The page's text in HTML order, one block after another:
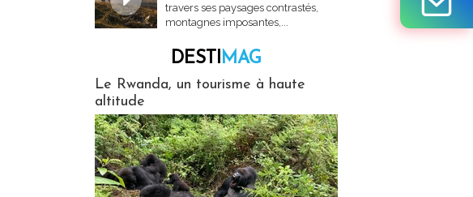
travers ses paysages contrastés,
montagnes imposantes,...
DESTIMAG
Le Rwanda, un tourisme à haute
altitude